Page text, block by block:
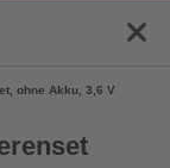
ohne Akku, 3,6 V